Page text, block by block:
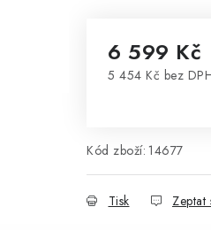
6 599 Kč
5 454 Kč bez
Kód zboží: 14677
Tisk Zeptat